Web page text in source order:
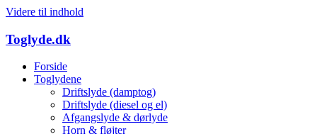
Videre til indhold
Toglyde.dk
Forside
Toglydene
Driftslyde (damptog)
Driftslyde (diesel og el)
Afgangslyde & dørlyde
Horn & fløjter